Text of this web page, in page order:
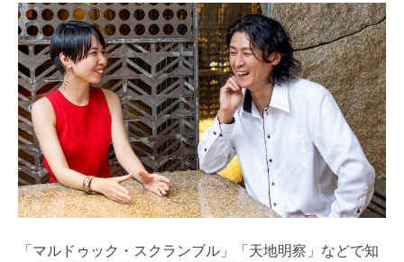
「マルドゥック・スクランブル」「天地明察」などで知